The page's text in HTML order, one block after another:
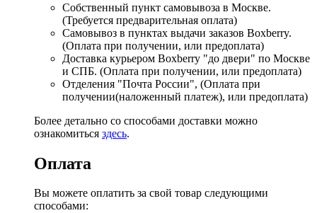
Собственный пункт самовывоза в Москве.
(Требуется предварительная оплата)
Самовывоз в пунктах выдачи заказов Boxberry.
(Оплата при получении, или предоплата)
Доставка курьером Boxberry "до двери" по Москве
и СПБ. (Оплата при получении, или предоплата)
Отделения "Почта России", (Оплата при
получении(наложенный платеж), или предоплата)
Более детально со способами доставки можно
ознакомиться здесь.
Оплата
Вы можете оплатить за свой товар следующими
способами: